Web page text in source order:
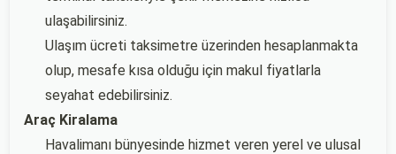
ulaşabilirsiniz.
Ulaşım ücreti taksimetre üzerinden hesaplanmakta
olup, mesafe kısa olduğu için makul fiyatlarla
seyahat edebilirsiniz.
Araç Kiralama
Havalimanı bünyesinde hizmet veren yerel ve ulusal